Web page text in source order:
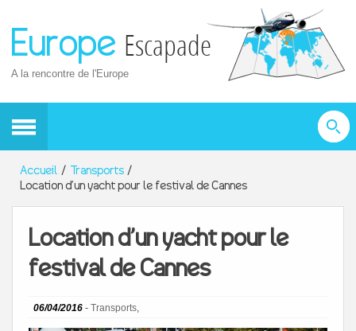
Europe Escapade
A la rencontre de l'Europe
Accueil
Transports
Location d’un yacht pour le festival de Cannes
Location d’un yacht pour le
festival de Cannes
06/04/2016 - Transports